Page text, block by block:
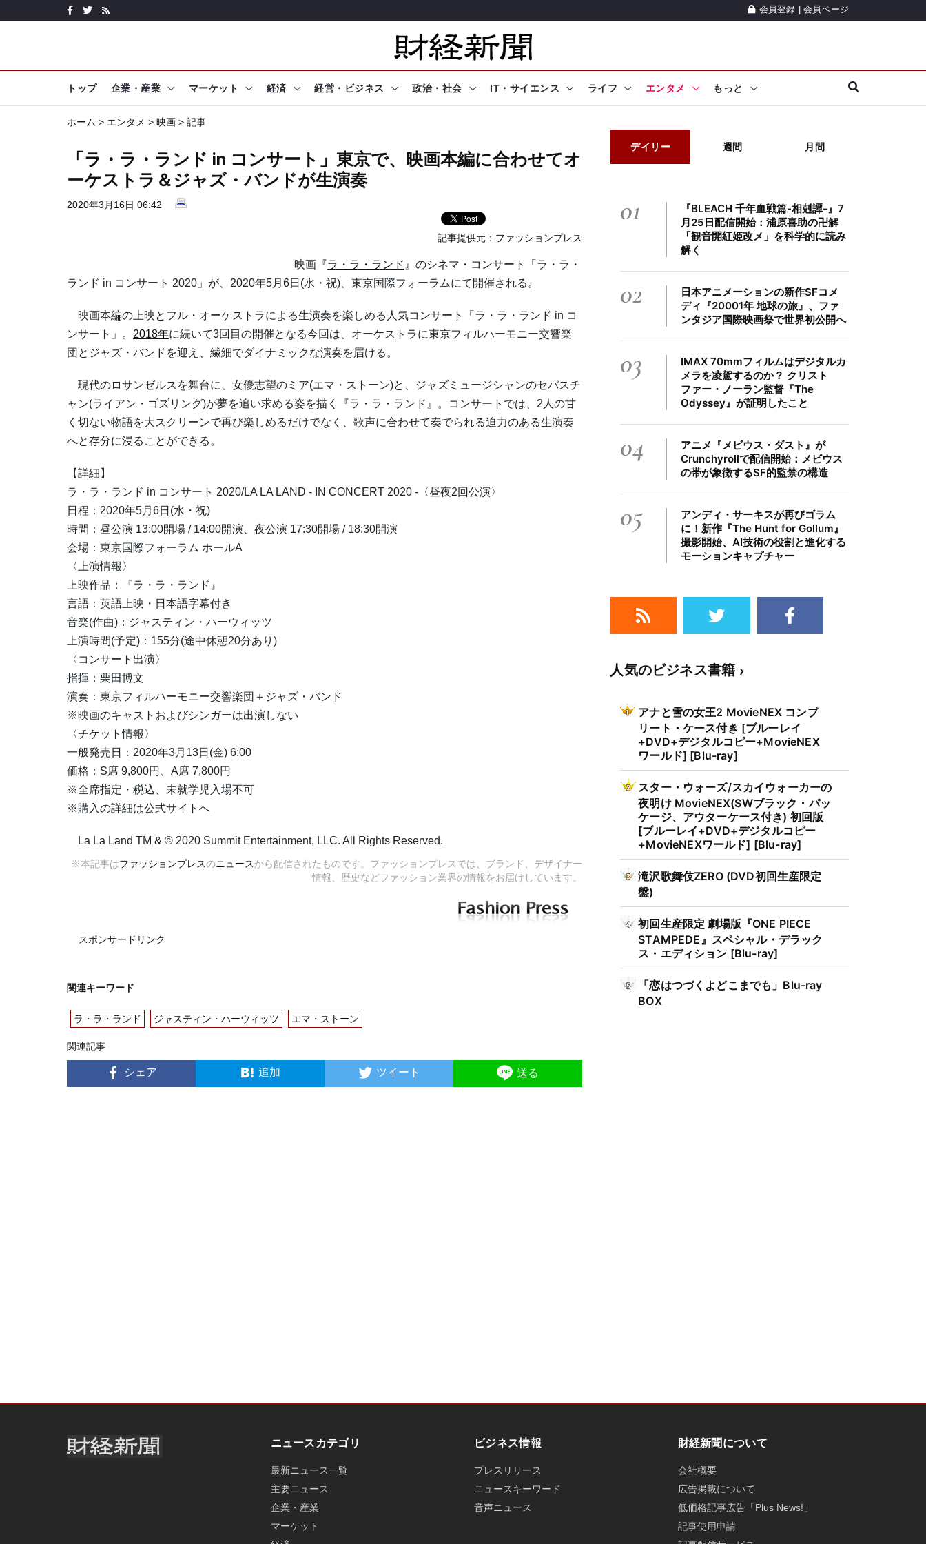
会員登録 会員ページ
トップ 企業・産業 マーケット 経済 経営・ビジネス 政治・社会 IT・サイエンス ライフ エンタメ もっと
ホーム > エンタメ > 映画 > 記事
「ラ・ラ・ランド in コンサート」東京で、映画本編に合わせてオ
ーケストラ＆ジャズ・バンドが生演奏
2020年3月16日 06:42
記事提供元： ファッションプレス
映画『ラ・ラ・ランド 』のシネマ・コンサート「ラ・ラ・
ランド in コンサート 2020」が、2020年5月6日(水・祝)、東京国際フォーラムにて開催される。
映画本編の上映とフル・オーケストラによる生演奏を楽しめる人気コンサート「ラ・ラ・ランド in コ
ンサート」。 2018年に続いて3回目の開催となる今回は、オーケストラに東京フィルハーモニー交響楽
団とジャズ・バンドを迎え、繊細でダイナミックな演奏を届ける。
現代のロサンゼルスを舞台に、女優志望のミア(エマ・ストーン)と、ジャズミュージシャンのセバスチ
ャン(ライアン・ゴズリング)が夢を追い求める姿を描く『ラ・ラ・ランド』。コンサートでは、2人の甘
く切ない物語を大スクリーンで再び楽しめるだけでなく、歌声に合わせて奏でられる迫力のある生演奏
へと存分に浸ることができる。
【詳細】
ラ・ラ・ランド in コンサート 2020/LA LA LAND - IN CONCERT 2020 -〈昼夜2回公演〉
日程：2020年5月6日(水・祝)
時間：昼公演 13:00開場 / 14:00開演、夜公演 17:30開場 / 18:30開演
会場：東京国際フォーラム ホールA
〈上演情報〉
上映作品：『ラ・ラ・ランド』
言語：英語上映・日本語字幕付き
音楽(作曲)：ジャスティン・ハーウィッツ
上演時間(予定)：155分(途中休憩20分あり)
〈コンサート出演〉
指揮：栗田博文
演奏：東京フィルハーモニー交響楽団＋ジャズ・バンド
※映画のキャストおよびシンガーは出演しない
〈チケット情報〉
一般発売日：2020年3月13日(金) 6:00
価格：S席 9,800円、A席 7,800円
※全席指定・税込、未就学児入場不可
※購入の詳細は公式サイトへ
La La Land TM & © 2020 Summit Entertainment, LLC. All Rights Reserved.
※本記事はファッションプレスのニュースから配信されたものです。ファッションプレスでは、ブランド、デザイナー
情報、歴史などファッション業界の情報をお届けしています。
スポンサードリンク
関連キーワード
ラ・ラ・ランド ジャスティン・ハーウィッツ エマ・ストーン
関連記事
シェア 追加 ツイート 送る
デイリー 週間 月間
01
『BLEACH 千年血戦篇-相剋譚-』7
月25日配信開始：浦原喜助の卍解
「観音開紅姫改メ」を科学的に読み
解く
02
日本アニメーションの新作SFコメ
ディ『20001年 地球の旅』、ファ
ンタジア国際映画祭で世界初公開へ
03
IMAX 70mmフィルムはデジタルカ
メラを凌駕するのか？ クリスト
ファー・ノーラン監督『The
Odyssey』が証明したこと
04
アニメ『メビウス・ダスト』が
Crunchyrollで配信開始：メビウス
の帯が象徴するSF的監禁の構造
05
アンディ・サーキスが再びゴラム
に！新作『The Hunt for Gollum』
撮影開始、AI技術の役割と進化する
モーションキャプチャー
人気のビジネス書籍
アナと雪の女王2 MovieNEX コンプ
リート・ケース付き [ブルーレイ
+DVD+デジタルコピー+MovieNEX
ワールド] [Blu-ray]
スター・ウォーズ/スカイウォーカーの
夜明け MovieNEX(SWブラック・パッ
ケージ、アウターケース付き) 初回版
[ブルーレイ+DVD+デジタルコピー
+MovieNEXワールド] [Blu-ray]
滝沢歌舞伎ZERO (DVD初回生産限定
盤)
初回生産限定 劇場版『ONE PIECE
STAMPEDE』スペシャル・デラック
ス・エディション [Blu-ray]
「恋はつづくよどこまでも」Blu-ray
BOX
ニュースカテゴリ
最新ニュース一覧
主要ニュース
企業・産業
マーケット
ビジネス情報
プレスリリース
ニュースキーワード
音声ニュース
財経新聞について
会社概要
広告掲載について
低価格記事広告「Plus News!」
記事使用申請